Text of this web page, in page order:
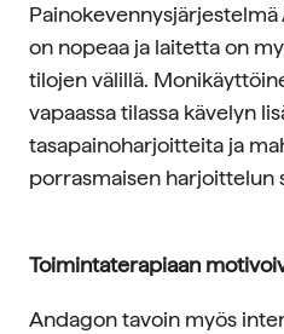
Painokevennysjärjestelmä
on nopeaa ja laitetta on
tilojen välillä.
vapaassa tilassa kävelyn
tasapainoharjoitteita ja
porrasmaisen harjoittelun
Toimintaterapiaan
Andagon tavoin myös